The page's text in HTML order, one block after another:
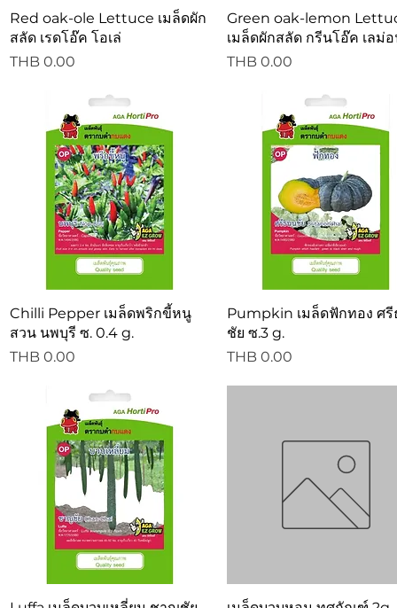
Quick View
Red oak-ole Lettuce เมล็ดผัก
สลัด เรดโอ๊ค โอเล่
Price
THB 0.00
Quick View
Green oak-lemon
เมล็ดผักสลัด กรีนโอ๊ค เลม่
Price
THB 0.00
Quick View
Chilli Pepper เมล็ดพริกขี้หนู
สวน นพบุรี ซ. 0.4 g.
Price
THB 0.00
Quick View
Pumpkin เมล็ดฟักทอง ศ
ชัย ซ.3 g.
Price
THB 0.00